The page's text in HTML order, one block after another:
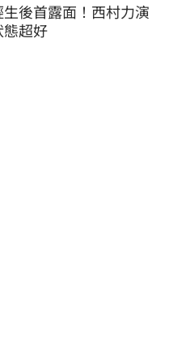
後首露面！西村力演
超好